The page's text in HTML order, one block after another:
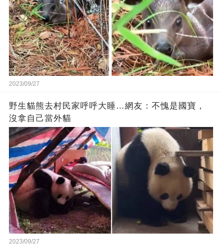
2023/09/27
野生貓熊去村民家呼呼大睡…網友：不愧是國寶，
沒拿自己當外貓
2023/09/27